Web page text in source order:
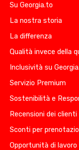
Su Georgia.to
La nostra storia
La differenza
Qualità invece della
Inclusività su
Servizio Premium
Sostenibilità e
Recensioni dei clienti
Sconti per
Opportunità di lavoro